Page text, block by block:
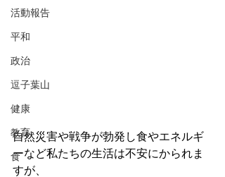
活動報告
平和
政治
逗子葉山
健康
教育
食
自然災害や戦争が勃発し食やエネルギ
ーなど私たちの生活は不安にかられま
すが、